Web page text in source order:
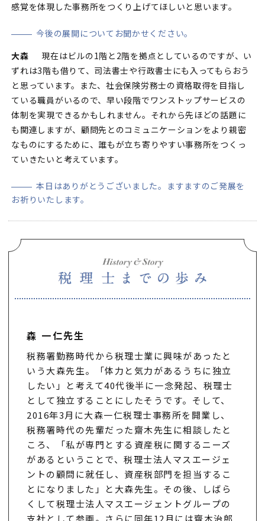
感覚を体現した事務所をつくり上げてほしいと思います。
今後の展開についてお聞かせください。
大森
現在はビルの1階と2階を拠点としているのですが、い
ずれは3階も借りて、司法書士や行政書士にも入ってもらおう
と思っています。また、社会保険労務士の資格取得を目指し
ている職員がいるので、早い段階でワンストップサービスの
体制を実現できるかもしれません。それから先ほどの話題に
も関連しますが、顧問先とのコミュニケーションをより親密
なものにするために、誰もが立ち寄りやすい事務所をつくっ
ていきたいと考えています。
本日はありがとうございました。ますますのご発展を
お祈りいたします。
森 一仁先生
税務署勤務時代から税理士業に興味があったと
いう大森先生。「体力と気力があるうちに独立
したい」と考えて40代後半に一念発起、税理士
として独立することにしたそうです。そして、
2016年3月に大森一仁税理士事務所を開業し、
税務署時代の先輩だった齋木先生に相談したと
ころ、「私が専門とする資産税に関するニーズ
があるということで、税理士法人マスエージェ
ントの顧問に就任し、資産税部門を担当するこ
とになりました」と大森先生。その後、しばら
くして税理士法人マスエージェントグループの